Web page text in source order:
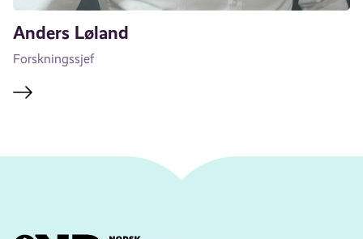
Anders Løland
Forskningssjef